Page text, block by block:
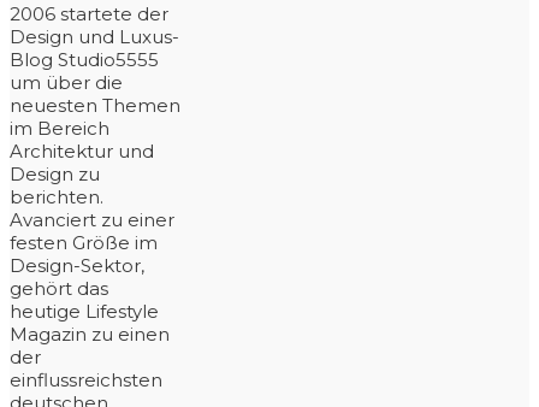
2006 startete der
Design und Luxus-
Blog Studio5555
um über die
neuesten Themen
im Bereich
Architektur und
Design zu
berichten.
Avanciert zu einer
festen Größe im
Design-Sektor,
gehört das
heutige Lifestyle
Magazin zu einen
der
einflussreichsten